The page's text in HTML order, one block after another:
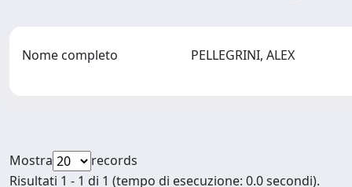
Nome completo PELLEGRINI, ALEX
Mostra
records
Risultati 1 - 1 di 1 (tempo di esecuzione: 0.0 secondi).